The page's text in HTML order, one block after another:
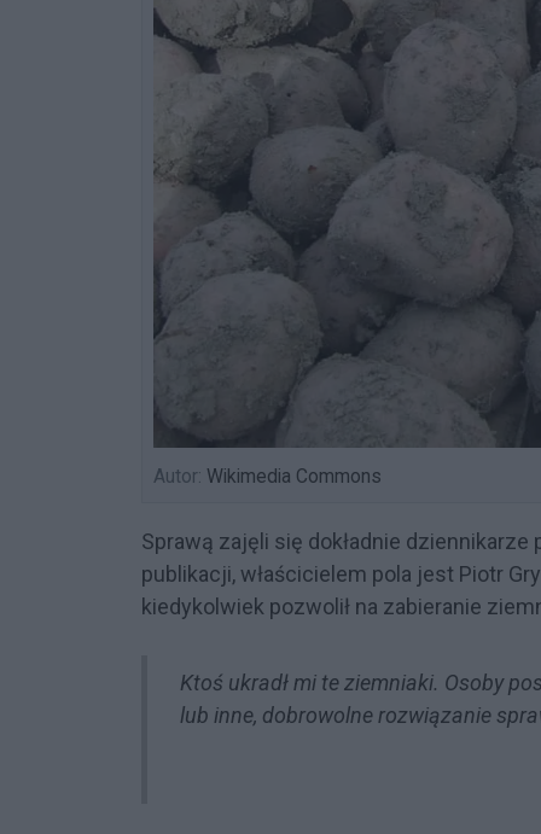
Autor: Wikimedia Commons
Sprawą zajęli się dokładnie
publikacji, właścicielem pola jest Piotr
kiedykolwiek pozwolił na zabieranie
Ktoś ukradł mi te ziemniaki. Osoby
lub inne, dobrowolne rozwiązanie